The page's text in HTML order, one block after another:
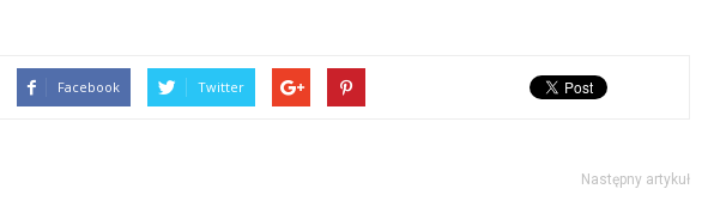
Facebook Twitter
Następny artykuł